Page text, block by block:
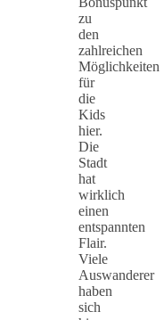
zu
den
zahlreichen
Möglichkeiten
für
die
Kids
hier.
Die
Stadt
hat
wirklich
einen
entspannten
Flair.
Viele
Auswanderer
haben
sich